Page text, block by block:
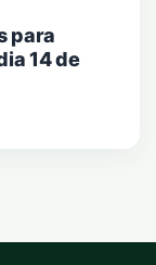
para
14 de